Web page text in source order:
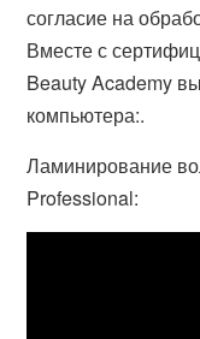
согласие на
Вместе с
Beauty Academy
компьютера:.
Ламинирование
Professional: